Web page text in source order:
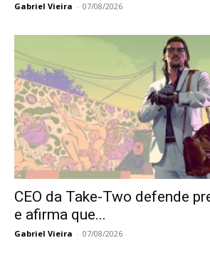
Gabriel Vieira - 07/08/2026
CEO da Take-Two defende
e afirma que...
Gabriel Vieira - 07/08/2026